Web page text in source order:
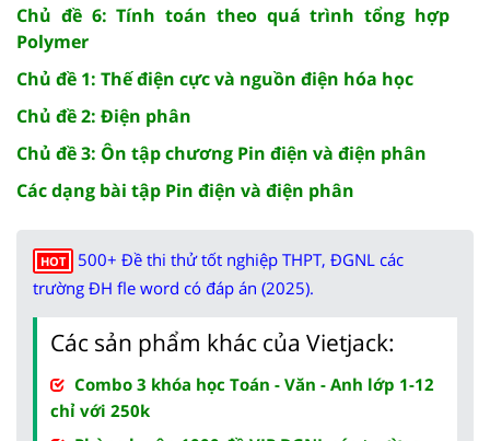
Chủ đề 6: Tính toán theo quá trình tổng hợp
Polymer
Chủ đề 1: Thế điện cực và nguồn điện hóa học
Chủ đề 2: Điện phân
Chủ đề 3: Ôn tập chương Pin điện và điện phân
Các dạng bài tập Pin điện và điện phân
HOT
500+ Đề thi thử tốt nghiệp THPT, ĐGNL các
trường ĐH fle word có đáp án (2025).
Các sản phẩm khác của Vietjack:
Combo 3 khóa học Toán - Văn - Anh lớp 1-12
chỉ với 250k